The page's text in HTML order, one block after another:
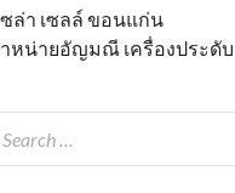
ล่า เซลล์ ขอนแก่น
หน่ายอัญมณี เครื่องประดับ